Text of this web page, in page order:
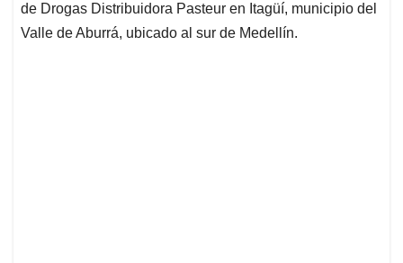
de Drogas Distribuidora Pasteur en Itagüí, municipio del
Valle de Aburrá, ubicado al sur de Medellín.